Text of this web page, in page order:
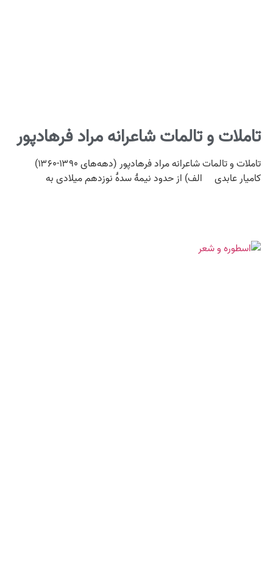
تاملات و تالمات شاعرانه مراد فرهادپور
تاملات و تالمات شاعرانه مراد فرهادپور (دهه‌های ۱۳۹۰-۱۳۶۰)
کامیار عابدی الف) از حدود نیمۀ سدۀ نوزدهم میلادی به